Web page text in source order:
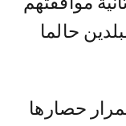
حالما
حصارها